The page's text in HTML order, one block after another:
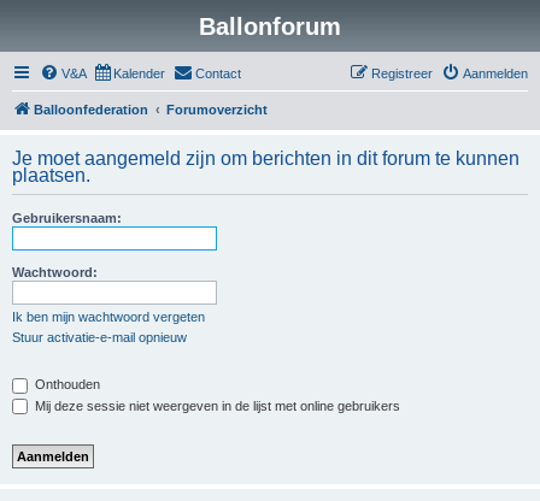
Ballonforum
V&A Kalender Contact Aanmelden
Registreer
Balloonfederation Forumoverzicht
Je moet aangemeld zijn om berichten in dit forum te kunnen
plaatsen.
Gebruikersnaam:
Wachtwoord:
Ik ben mijn wachtwoord vergeten
Stuur activatie-e-mail opnieuw
Onthouden
Mij deze sessie niet weergeven in de lijst met online gebruikers